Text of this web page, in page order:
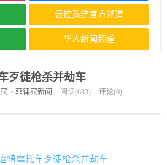
云控系统官方频道
华人新闻频道
歹徒枪杀并劫车
> 菲律宾新闻 阅读(633) 评论(0)
骑摩托车歹徒枪杀并劫车